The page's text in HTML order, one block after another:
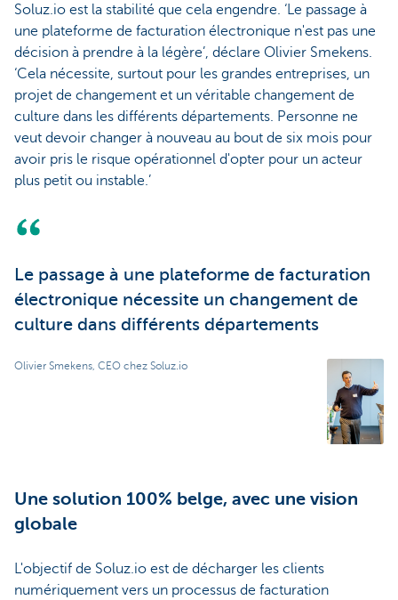
Soluz.io est la stabilité que cela engendre. ‘Le passage à
une plateforme de facturation électronique n'est pas une
décision à prendre à la légère’, déclare Olivier Smekens.
‘Cela nécessite, surtout pour les grandes entreprises, un
projet de changement et un véritable changement de
culture dans les différents départements. Personne ne
veut devoir changer à nouveau au bout de six mois pour
avoir pris le risque opérationnel d'opter pour un acteur
plus petit ou instable.’
Le passage à une plateforme de facturation
électronique nécessite un changement de
culture dans différents départements
Olivier Smekens, CEO chez Soluz.io
Une solution 100% belge, avec une vision
globale
L'objectif de Soluz.io est de décharger les clients
numériquement vers un processus de facturation